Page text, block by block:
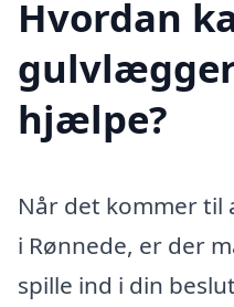
Hvordan
hjælpe?
Når det kommer
i Rønnede, er der
spille ind i din